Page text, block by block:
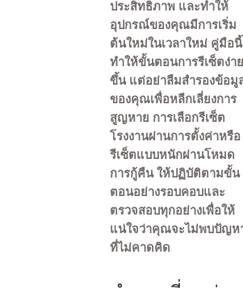
ประสิทธิภาพ และทำให้
อุปกรณ์ของคุณมีการเริ่ม
ต้นใหม่ในเวลาใหม่ คู่มือนี้
ทำให้ขั้นตอนการรีเซ็ตง่าย
ขึ้น แต่อย่าลืมสำรองข้อมู
ของคุณเพื่อหลีกเลี่ยงการ
สูญหาย การเลือกรีเซ็ต
โรงงานผ่านการตั้งค่าหรือ
รีเซ็ตแบบหนักผ่านโหมด
การกู้คืน ให้ปฏิบัติตามขั้น
ตอนอย่างรอบคอบและ
ตรวจสอบทุกอย่างเพื่อให้
แน่ใจว่าคุณจะไม่พบปัญห
ที่ไม่คาดคิด